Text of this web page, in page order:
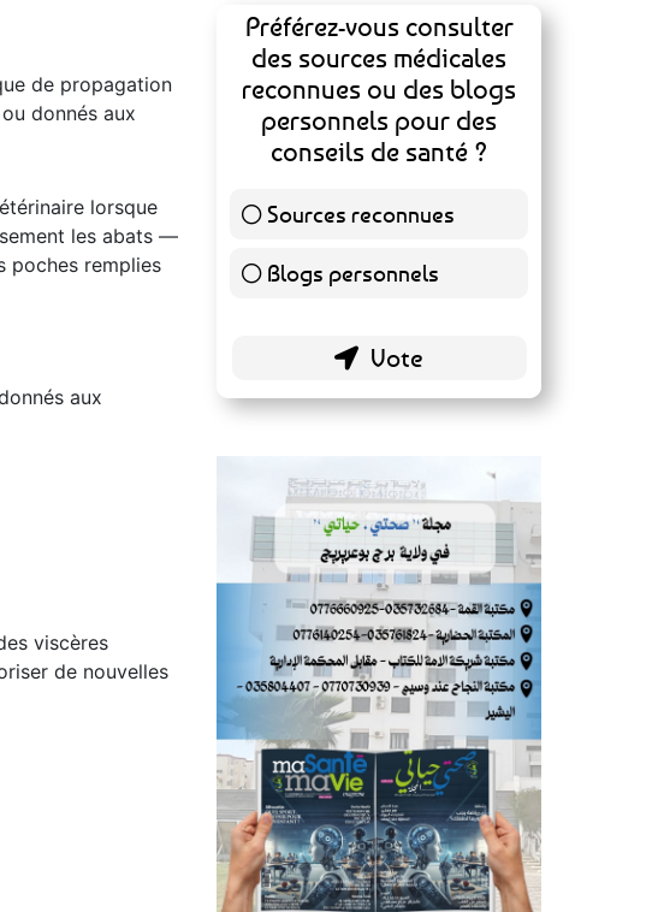
de propagation
donnés aux
lorsque
les abats —
poches remplies
aux
viscères
de nouvelles
Préférez-vous consulter
des sources médicales
reconnues ou des blogs
personnels pour des
conseils de santé ?
Sources reconnues
140 ( 73.3 % )
Blogs personnels51 ( 26.7 % )